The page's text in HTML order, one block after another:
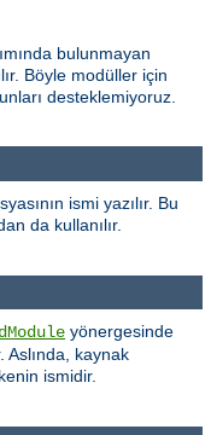
bulunmayan
Böyle modüller için
desteklemiyoruz.
ismi yazılır. Bu
da kullanılır.
yönergesinde
kaynak
ismidir.